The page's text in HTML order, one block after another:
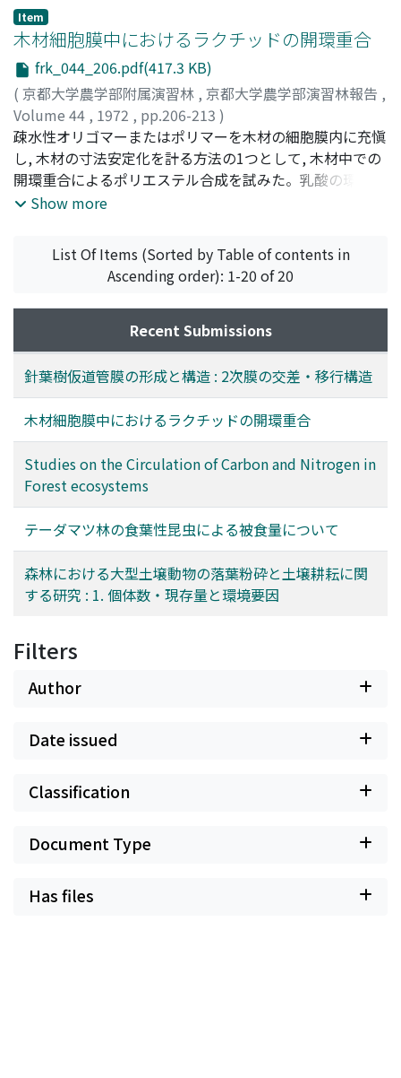
るように思われる。シリカにはsacはない。2. シリカのか
たまりの切断面は均一な状態で特別の構造は認められな
い。3. 結晶はほとんどがCHATTAWAYの分類による
rhomboidal, square or diamond-shapedのタイプであっ
た。4. 結晶をおおっているsacが認められ, 塩酸処理によっ
て結晶を溶解させた時, sacはそのまま残る。しかし, これ
は1％水酸化ナトリウム (80℃) で溶解する。
Item
木材細胞膜中におけるラクチッドの開環重合
frk_044_206.pdf(417.3 KB)
( 京都大学農学部附属演習林 , 京都大学農学部演習林報告 ,
Volume 44 , 1972 , pp.206-213 )
松本, 正孝; 中神, 照太;横田, 徳郎;Matsumoto, Masataka;
Nakagami, Terutaka;Yokota, Tokuo;マツモト, マサタカ
ナカガミ, テルタカ;ヨコタ, トクオ
疎水性オリゴマーまたはポリマーを木材の細胞膜内に充愼
し, 木材の寸法安定化を計る方法の1つとして, 木材中での
開環重合によるポリエステル合成を試みた。乳酸の環状ダ
イマーであるlactideは, SnCl_4を触媒としてトルエン中で
生成することが知られたので, ブナ木粉中でのlactideの開
環重合条件を検討した。木粉中のポリ乳酸生成量として,
未処理木粉重量を基準にした重量増加率, および, lactide
のみを欠いたブランク処理木粉重量を基準にした増加率の
2種を算出した。ブランク処理木粉を基準にした重量増加
率は, 最高35％に達し, さらに, 種々の重量増加率の処理木
粉について (1) 式より算出したカルポニル基の赤外線吸光
度インデックスとの間に, ほぼ比例関係が認められた。し
かし, 水酸基の赤外線吸光度インデックスに対しては反比
例の結果となり, これから, 木材構成成分とlactideまたは
ポリ乳酸との間に化学反応がおきたことが考えられ, 化学
結合の存在が推定された。同様に, マカンバ木口試験片を
用いたlactideの開環重合により, 未処理材に対する寸法増
加が得られ, 寸法安定化が期待された。
Show more
List Of Items (Sorted by Table of contents in
Ascending order): 1-20 of 20
Recent Submissions
針葉樹仮道管膜の形成と構造 : 2次膜の交差・移行構造
木材細胞膜中におけるラクチッドの開環重合
Studies on the Circulation of Carbon and Nitrogen in
Forest ecosystems
テーダマツ林の食葉性昆虫による被食量について
森林における大型土壌動物の落葉粉砕と土壌耕耘に関
する研究 : 1. 個体数・現存量と環境要因
Filters
Author
Date issued
Classification
Document Type
Has files